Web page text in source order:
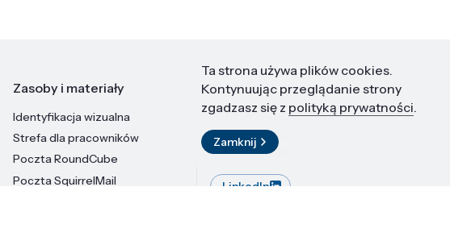
Zasoby i materiały
Identyfikacja wizualna
Strefa dla pracowników
Poczta RoundCube
Poczta SquirrelMail
Kontakt
Instytut Wysokich Ciśnień PAN
ul. Sokołowska 29/37
01-142 Warszawa
LinkedIn
Ta strona używa plików cookies.
Kontynuując przeglądanie strony
zgadzasz się z polityką prywatności.
Zamknij